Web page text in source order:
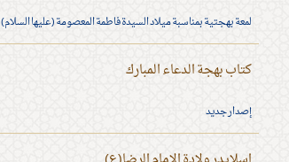
لمعة بهجتية بمناسبة ميلاد السيدة فاطمة المعصومة (عليها السلام)
كتاب بهجة الدعاء المبارك
إصدار جديد